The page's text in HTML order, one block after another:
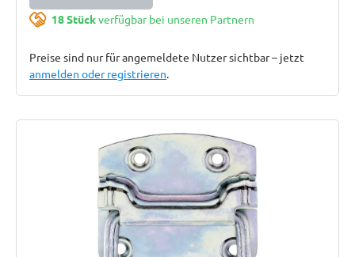
18 Stückverfügbar bei unseren Partnern
Preise sind nur für angemeldete Nutzer sichtbar – jetzt
anmelden oder registrieren.